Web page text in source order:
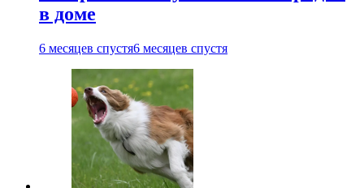
в доме
6 месяцев спустя6 месяцев спустя